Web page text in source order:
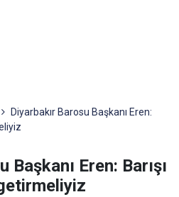
Diyarbakır Barosu Başkanı Eren:
Başkanı Eren: Barışı